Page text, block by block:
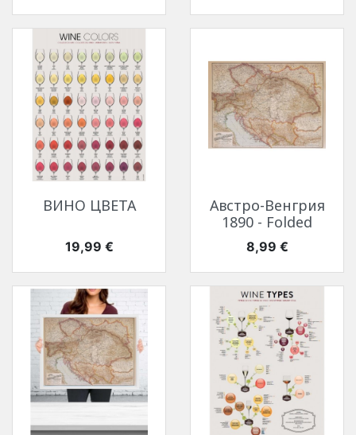
ВИНО ЦВЕТА
Цена
19,99 €
Австро-Венгрия
1890 - Folded
Цена
8,99 €